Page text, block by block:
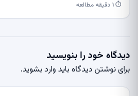
⏱ ۱ دقیقه مطالعه
دیدگاه خود را بنویسید
برای نوشتن دیدگاه باید وارد بشوید.